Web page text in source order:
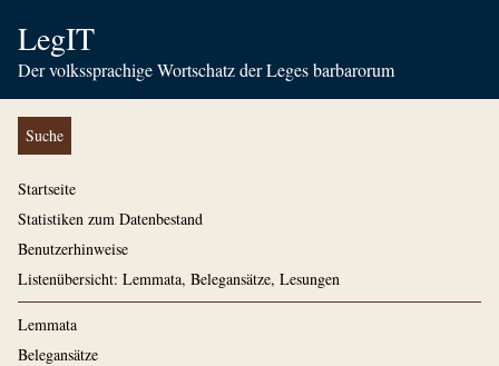
LegIT
Der volkssprachige Wortschatz der Leges barbarorum
Suche
Startseite
Statistiken zum Datenbestand
Benutzerhinweise
Listenübersicht: Lemmata, Belegansätze, Lesungen
Lemmata
Belegansätze